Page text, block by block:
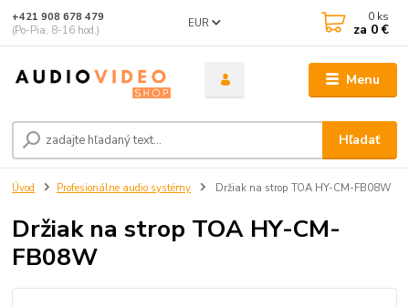
Menu
EUR
Hľadať
+421 908 678 479
(Po-Pia, 8-16 hod.)
0 ks
za 0 €
Úvod Profesionálne audio systémy Držiak na strop TOA HY-CM-FB08W
Držiak na strop TOA HY-CM-
FB08W